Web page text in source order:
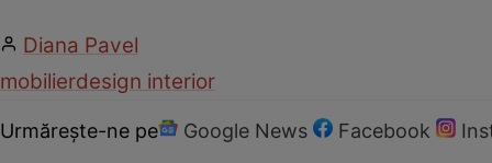
Diana Pavel
mobilierdesign interior
Urmărește-ne pe Google News Facebook